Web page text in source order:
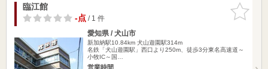
お気に入
りに追加
臨江館
-点/ 1 件
愛知県 / 犬山市
新加納駅10.84km 犬山遊園駅314m
名鉄「犬山遊園駅」西口より250m、徒歩3分東名高速道～
小牧IC～国…
営業時間